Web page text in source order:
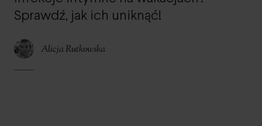
Sprawdź, jak ich uniknąć!
Alicja Rutkowska